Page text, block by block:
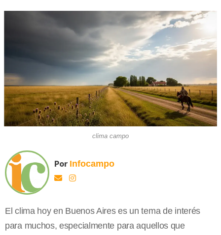
clima campo
Por Infocampo
El clima hoy en Buenos Aires es un tema de interés
para muchos, especialmente para aquellos que